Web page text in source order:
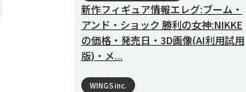
新作フィギュア情報エレグ:ブーム・
アンド・ショック 勝利の女神:NIKKE
の価格・発売日・3D画像(AI利用試用
版)・メ...
WINGS inc.